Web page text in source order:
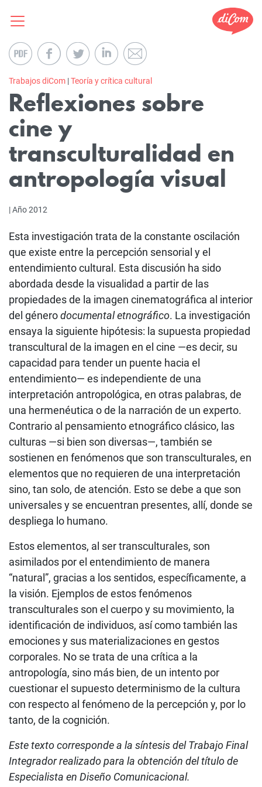
Trabajos diCom |Teoría y crítica cultural
Reflexiones sobre
cine y
transculturalidad en
antropología visual
| Año 2012
Esta investigación trata de la constante oscilación
que existe entre la percepción sensorial y el
entendimiento cultural. Esta discusión ha sido
abordada desde la visualidad a partir de las
propiedades de la imagen cinematográfica al interior
del génerodocumental etnográfico. La investigación
ensaya la siguiente hipótesis: la supuesta propiedad
transcultural de la imagen en el cine —es decir, su
capacidad para tender un puente hacia el
entendimiento— es independiente de una
interpretación antropológica, en otras palabras, de
una hermenéutica o de la narración de un experto.
Contrario al pensamiento etnográfico clásico, las
culturas —si bien son diversas—, también se
sostienen en fenómenos que son transculturales, en
elementos que no requieren de una interpretación
sino, tan solo, de atención. Esto se debe a que son
universales y se encuentran presentes, allí, donde se
despliega lo humano.
Estos elementos, al ser transculturales, son
asimilados por el entendimiento de manera
“natural”, gracias a los sentidos, específicamente, a
la visión. Ejemplos de estos fenómenos
transculturales son el cuerpo y su movimiento, la
identificación de individuos, así como también las
emociones y sus materializaciones en gestos
corporales. No se trata de una crítica a la
antropología, sino más bien, de un intento por
cuestionar el supuesto determinismo de la cultura
con respecto al fenómeno de la percepción y, por lo
tanto, de la cognición.
Este texto corresponde a la síntesis del Trabajo Final
Integrador realizado para la obtención del título de
Especialista en Diseño Comunicacional.